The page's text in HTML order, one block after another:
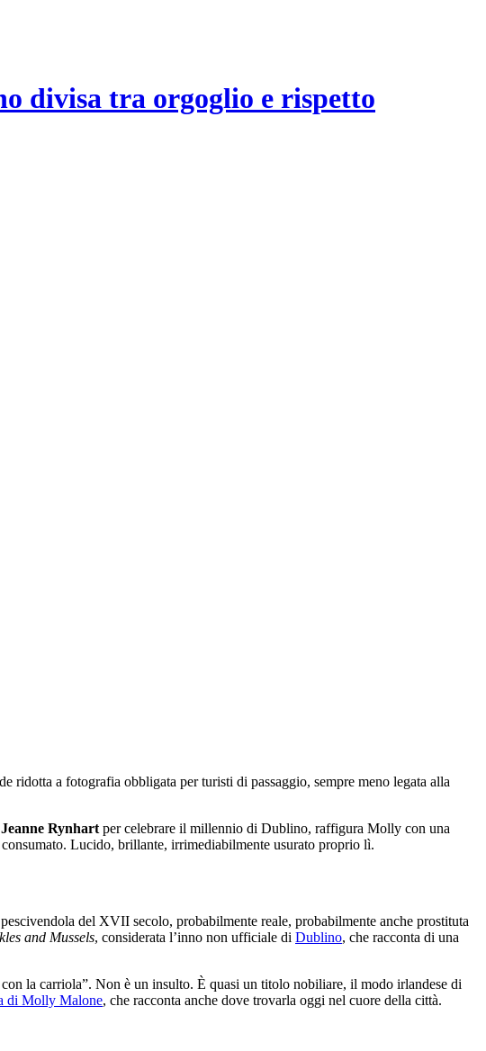
divisa tra orgoglio e rispetto
a fotografia obbligata per turisti di passaggio, sempre meno legata alla
Jeanne Rynhart per celebrare il millennio di Dublino, raffigura Molly con una
Lucido, brillante, irrimediabilmente usurato proprio lì.
del XVII secolo, probabilmente reale, probabilmente anche prostituta
and Mussels, considerata l’inno non ufficiale di Dublino, che racconta di una
la carriola”. Non è un insulto. È quasi un titolo nobiliare, il modo irlandese di
di Molly Malone, che racconta anche dove trovarla oggi nel cuore della città.